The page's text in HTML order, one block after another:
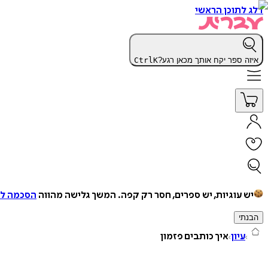
דלג לתוכן הראשי
איזה ספר יקח אותך מכאן רגע? CtrlK
יש עוגיות, יש ספרים, חסר רק קפה. המשך גלישה מהווה הסכמה
הבנתי
עיון איך כותבים פזמון